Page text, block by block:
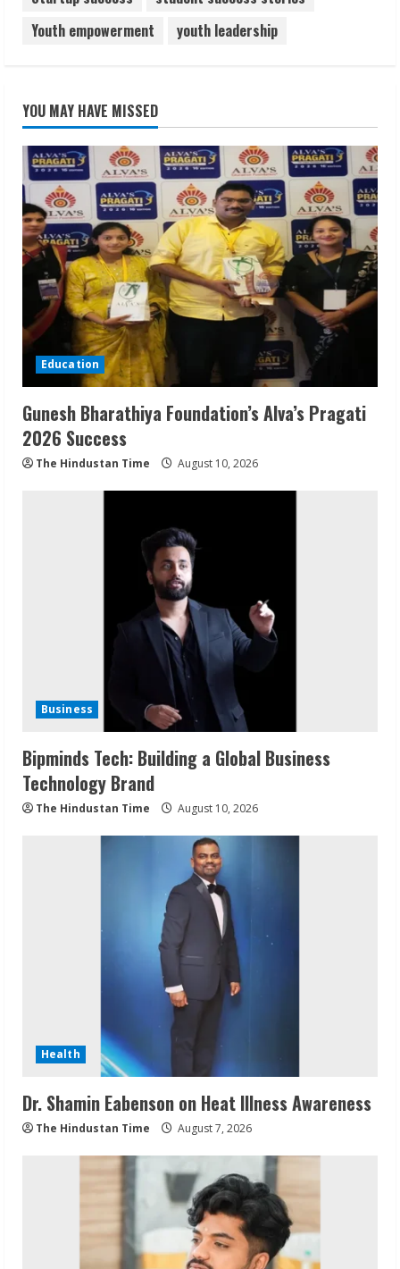
Youth empowerment
youth leadership
YOU MAY HAVE MISSED
Education
Gunesh Bharathiya Foundation’s Alva’s Pragati
2026 Success
The Hindustan Time August 10, 2026
Business
Bipminds Tech: Building a Global Business
Technology Brand
The Hindustan Time August 10, 2026
Health
Dr. Shamin Eabenson on Heat Illness Awareness
The Hindustan Time August 7, 2026